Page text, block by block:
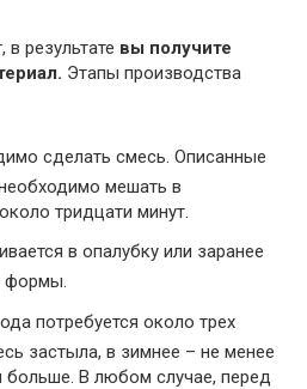
результате вы получите
Этапы производства
сделать смесь. Описанные
мешать в
тридцати минут.
в опалубку или заранее
формы.
потребуется около трех
застыла, в зимнее – не менее
больше. В любом случае, перед